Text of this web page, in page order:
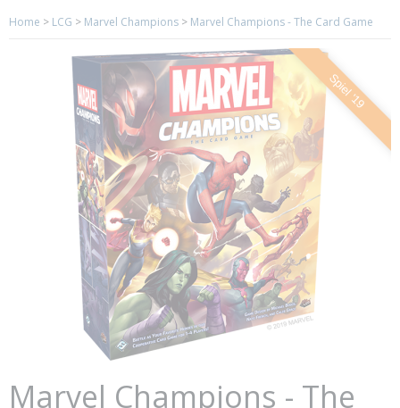
Home > LCG > Marvel Champions > Marvel Champions - The Card Game
Spiel '19
Marvel Champions - The